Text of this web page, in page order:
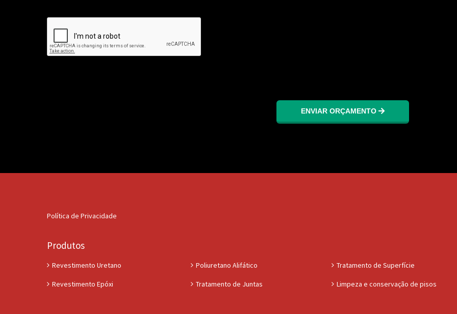
ENVIAR ORÇAMENTO
Política de Privacidade
Produtos
Revestimento Uretano
Revestimento Epóxi
Poliuretano Alifático
Tratamento de Juntas
Tratamento de Superfície
Limpeza e conservação de pisos